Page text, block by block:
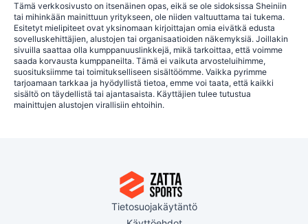
Tämä verkkosivusto on itsenäinen opas, eikä se ole sidoksissa Sheiniin
tai mihinkään mainittuun yritykseen, ole niiden valtuuttama tai tukema.
Esitetyt mielipiteet ovat yksinomaan kirjoittajan omia eivätkä edusta
sovelluskehittäjien, alustojen tai organisaatioiden näkemyksiä. Joillakin
sivuilla saattaa olla kumppanuuslinkkejä, mikä tarkoittaa, että voimme
saada korvausta kumppaneilta. Tämä ei vaikuta arvosteluihimme,
suosituksiimme tai toimitukselliseen sisältöömme. Vaikka pyrimme
tarjoamaan tarkkaa ja hyödyllistä tietoa, emme voi taata, että kaikki
sisältö on täydellistä tai ajantasaista. Käyttäjien tulee tutustua
mainittujen alustojen virallisiin ehtoihin.
Tietosuojakäytäntö